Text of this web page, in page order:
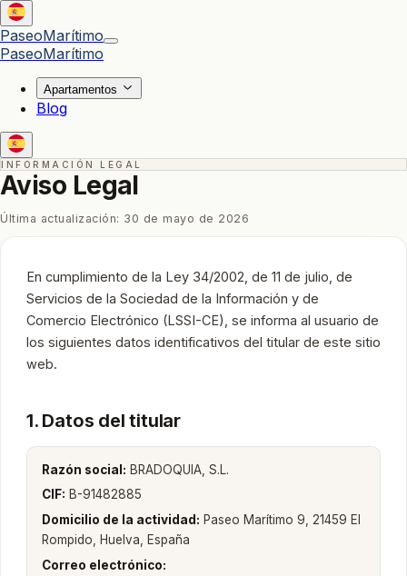
PaseoMarítimo
PaseoMarítimo
Apartamentos
Blog
INFORMACIÓN LEGAL
Aviso Legal
Última actualización: 30 de mayo de 2026
En cumplimiento de la Ley 34/2002, de 11 de julio, de
Servicios de la Sociedad de la Información y de
Comercio Electrónico (LSSI-CE), se informa al usuario de
los siguientes datos identificativos del titular de este sitio
web.
1. Datos del titular
Razón social: BRADOQUIA, S.L.
CIF: B-91482885
Domicilio de la actividad: Paseo Marítimo 9, 21459 El
Rompido, Huelva, España
Correo electrónico: